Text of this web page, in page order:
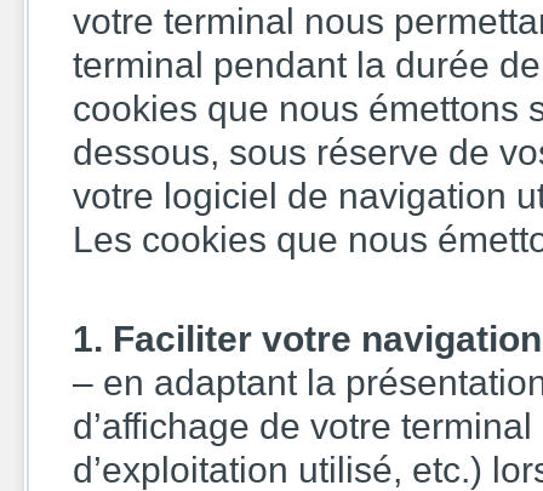
votre terminal nous
terminal pendant la durée
cookies que nous émettons
dessous, sous réserve de
votre logiciel de navigation
Les cookies que nous
1. Faciliter votre
– en adaptant la
d’affichage de votre
d’exploitation utilisé, etc.)